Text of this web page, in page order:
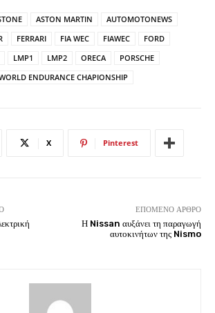
ASTON MARTIN
AUTOMOTONEWS
FERRARI FIA WEC FIAWEC
FORD
LMP1 LMP2 ORECA
PORSCHE
ENDURANCE CHAPIONSHIP
X Pinterest
ΕΠΌΜΕΝΟ ΆΡΘΡΟ
Η Nissan αυξάνει τη παραγωγή
αυτοκινήτων της Nismo